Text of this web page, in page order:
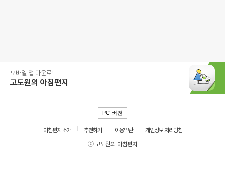
모바일 앱 다운로드
고도원의 아침편지
PC 버전
아침편지 소개 추천하기 이용약관
개인정보 처리방침
ⓒ 고도원의 아침편지